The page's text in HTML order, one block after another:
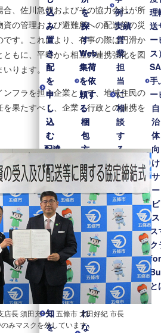
込
み
置
き
配
を
申
し
込
む
配達
日
時・
場所
を変
更す
る
達
定
知
を
を
探
す
Web
集荷
を依
頼す
る
梱
包
方
法
ガ
イ
ド
ラ
イ
ン
梱
包
材
送
れ
な
込
み
置
き
配
を
申
し
込
む
配達
日
時・
場所
を変
更す
る
達
定
知
を
を
探
す
Web
集荷
を依
頼す
る
梱
包
方
法
ガ
イ
ド
ラ
イ
ン
梱
包
材
送
れ
な
例・
実績
営
業
担
当
に
相
談
す
る
理
送
ー
ス
手
ー
自
治
体
向
け
サ
ー
ビ
ス
ス
ク
for
と
、佐川急便およびその協力会社が所
の管理および避難所への配送等の災
す。これにより、有事の際は円滑か
もに、平時から相互の連携強化を図
ります。
フラを担う企業として、地域住民の
を果たすべく、企業・行政との連携を
店長 須田充一、五條市 太田好紀 市長
みマスクを外しています。